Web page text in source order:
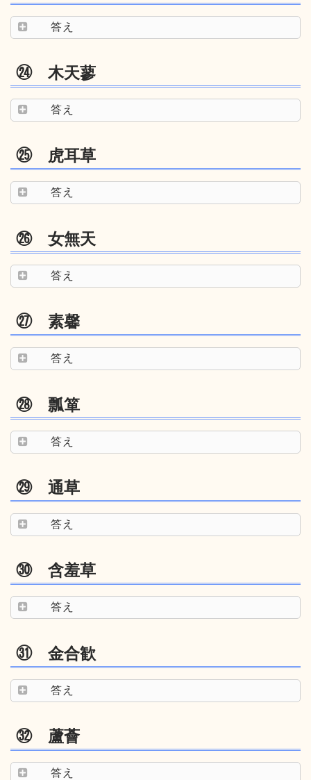
答え
㉔ 木天蓼
答え
㉕ 虎耳草
答え
㉖ 女無天
答え
㉗ 素馨
答え
㉘ 瓢箪
答え
㉙ 通草
答え
㉚ 含羞草
答え
㉛ 金合歓
答え
㉜ 蘆薈
答え